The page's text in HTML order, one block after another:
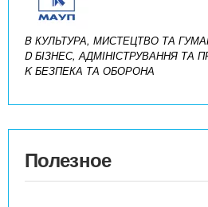
B КУЛЬТУРА, МИСТЕЦТВО ТА
D БІЗНЕС, АДМІНІСТРУВАННЯ ТА
K БЕЗПЕКА ТА ОБОРОНА
Полезное